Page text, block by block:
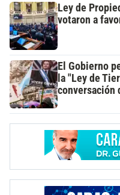
Ley de
votaron a
El Gobierno
la "Ley de
conversación